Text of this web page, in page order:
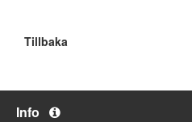
Tillbaka
Info